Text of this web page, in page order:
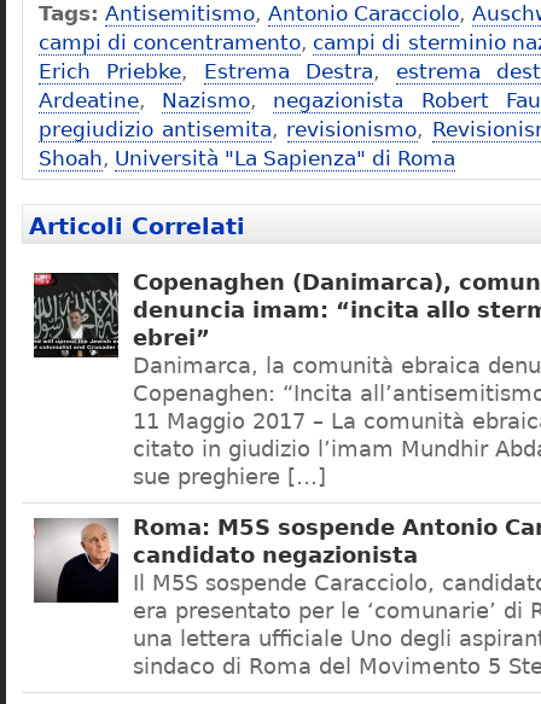
Tags: Antisemitismo, Antonio Caracciolo,
campi di concentramento, campi di sterminio
Erich Priebke, Estrema Destra, estrema
Ardeatine, Nazismo, negazionista Robert
pregiudizio antisemita, revisionismo,
Shoah, Università "La Sapienza" di Roma
Articoli Correlati
Copenaghen (Danimarca),
denuncia imam: “incita allo
ebrei”
Danimarca, la comunità ebraica
Copenaghen: “Incita
11 Maggio 2017 – La comunità
citato in giudizio l’imam Mundhir
sue preghiere […]
Roma: M5S sospende Antonio
candidato negazionista
Il M5S sospende Caracciolo,
era presentato per le ‘comunarie’ di
una lettera ufficiale Uno degli
sindaco di Roma del Movimento 5